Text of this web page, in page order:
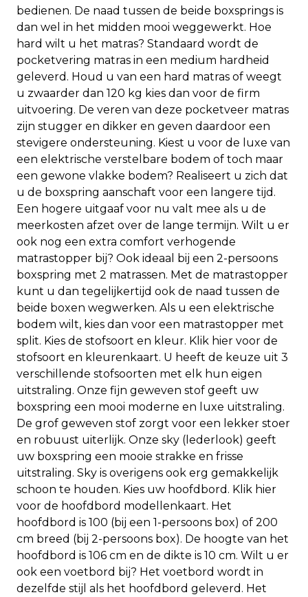
bedienen. De naad tussen de beide boxsprings is
dan wel in het midden mooi weggewerkt. Hoe
hard wilt u het matras? Standaard wordt de
pocketvering matras in een medium hardheid
geleverd. Houd u van een hard matras of weegt
u zwaarder dan 120 kg kies dan voor de firm
uitvoering. De veren van deze pocketveer matras
zijn stugger en dikker en geven daardoor een
stevigere ondersteuning. Kiest u voor de luxe van
een elektrische verstelbare bodem of toch maar
een gewone vlakke bodem? Realiseert u zich dat
u de boxspring aanschaft voor een langere tijd.
Een hogere uitgaaf voor nu valt mee als u de
meerkosten afzet over de lange termijn. Wilt u er
ook nog een extra comfort verhogende
matrastopper bij? Ook ideaal bij een 2-persoons
boxspring met 2 matrassen. Met de matrastopper
kunt u dan tegelijkertijd ook de naad tussen de
beide boxen wegwerken. Als u een elektrische
bodem wilt, kies dan voor een matrastopper met
split. Kies de stofsoort en kleur. Klik hier voor de
stofsoort en kleurenkaart. U heeft de keuze uit 3
verschillende stofsoorten met elk hun eigen
uitstraling. Onze fijn geweven stof geeft uw
boxspring een mooi moderne en luxe uitstraling.
De grof geweven stof zorgt voor een lekker stoer
en robuust uiterlijk. Onze sky (lederlook) geeft
uw boxspring een mooie strakke en frisse
uitstraling. Sky is overigens ook erg gemakkelijk
schoon te houden. Kies uw hoofdbord. Klik hier
voor de hoofdbord modellenkaart. Het
hoofdbord is 100 (bij een 1-persoons box) of 200
cm breed (bij 2-persoons box). De hoogte van het
hoofdbord is 106 cm en de dikte is 10 cm. Wilt u er
ook een voetbord bij? Het voetbord wordt in
dezelfde stijl als het hoofdbord geleverd. Het